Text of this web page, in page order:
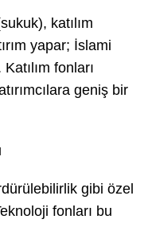
katılım
yapar; İslami
fonları
geniş bir
gibi özel
fonları bu